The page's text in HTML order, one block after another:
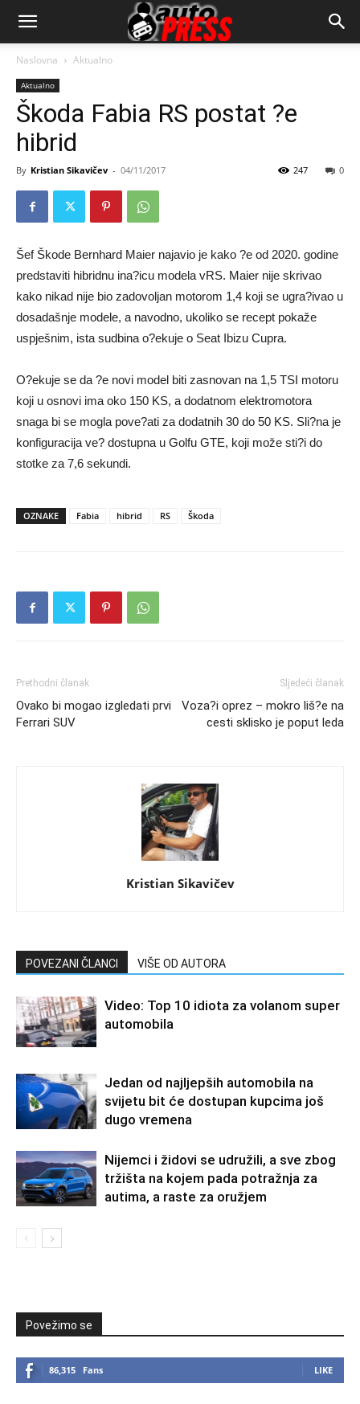
AutopressHR
Naslovna Aktualno
Aktualno
Škoda Fabia RS postat ?e
hibrid
By Kristian Sikavičev - 04/11/2017 0
247
Šef Škode Bernhard Maier najavio je kako ?e od 2020. godine
predstaviti hibridnu ina?icu modela vRS. Maier nije skrivao
kako nikad nije bio zadovoljan motorom 1,4 koji se ugra?ivao u
dosadašnje modele, a navodno, ukoliko se recept pokaže
uspješnim, ista sudbina o?ekuje o Seat Ibizu Cupra.
O?ekuje se da ?e novi model biti zasnovan na 1,5 TSI motoru
koji u osnovi ima oko 150 KS, a dodatnom elektromotora
snaga bi se mogla pove?ati za dodatnih 30 do 50 KS. Sli?na je
konfiguracija ve? dostupna u Golfu GTE, koji može sti?i do
stotke za 7,6 sekundi.
OZNAKE Fabia hibrid RS Škoda
Prethodni članak
Ovako bi mogao izgledati prvi
Ferrari SUV
Sljedeći članak
Voza?i oprez – mokro liš?e na
cesti sklisko je poput leda
Kristian Sikavičev
POVEZANI ČLANCI VIŠE OD AUTORA
Video: Top 10 idiota za volanom super
automobila
Jedan od najljepših automobila na
svijetu bit će dostupan kupcima još
dugo vremena
Nijemci i židovi se udružili, a sve zbog
tržišta na kojem pada potražnja za
autima, a raste za oružjem
Povežimo se
86,315 Fans LIKE